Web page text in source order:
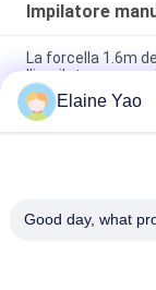
Impilatore
La forcella 1.6m
l'impilatore
impilatore
2000kg C
doppio carrello
Elaine Yao
Good day, what